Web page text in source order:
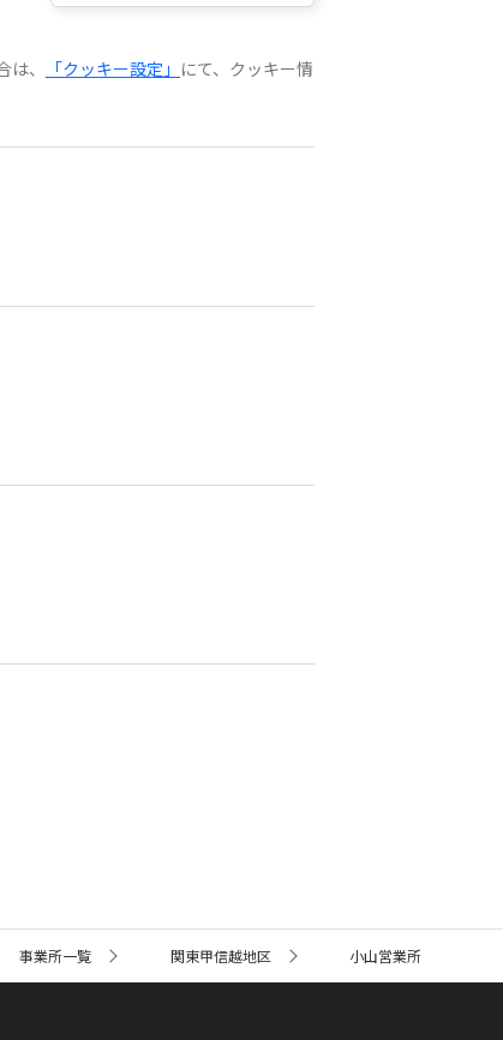
、 「クッキー設定」 にて、クッキー情
事業所一覧 関東甲信越地区 小山営業所